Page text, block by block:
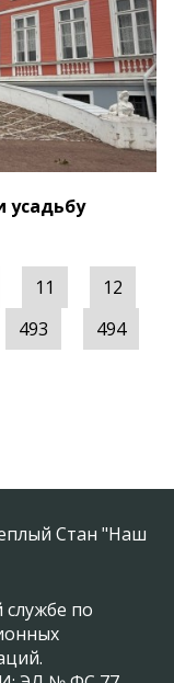
усадьбу
11
12
493
494
Стан "Наш
по